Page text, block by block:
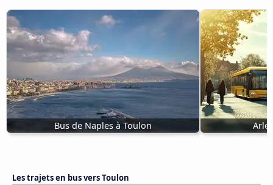
Bus de Naples à Toulon
Les trajets en bus vers Toulon